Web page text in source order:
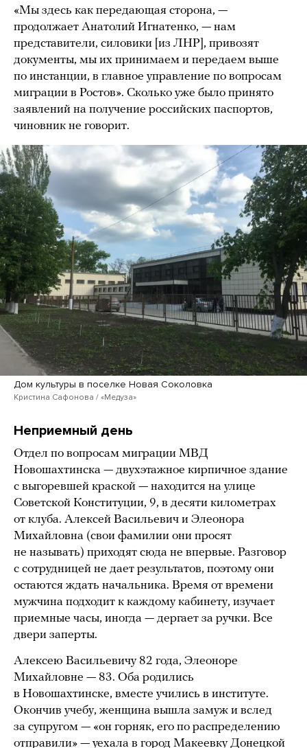
«Мы здесь как передающая сторона, —
продолжает Анатолий Игнатенко, — нам
представители, силовики [из ЛНР], привозят
документы, мы их принимаем и передаем выше
по инстанции, в главное управление по вопросам
миграции в Ростов». Сколько уже было принято
заявлений на получение российских паспортов,
чиновник не говорит.
Дом культуры в поселке Новая Соколовка
Кристина Сафонова / «Медуза»
Неприемный день
Отдел по вопросам миграции МВД
Новошахтинска — двухэтажное кирпичное здание
с выгоревшей краской — находится на улице
Советской Конституции, 9, в десяти километрах
от клуба. Алексей Васильевич и Элеонора
Михайловна (свои фамилии они просят
не называть) приходят сюда не впервые. Разговор
с сотрудницей не дает результатов, поэтому они
остаются ждать начальника. Время от времени
мужчина подходит к каждому кабинету, изучает
приемные часы, иногда — дергает за ручки. Все
двери заперты.
Алексею Васильевичу 82 года, Элеоноре
Михайловне — 83. Оба родились
в Новошахтинске, вместе учились в институте.
Окончив учебу, женщина вышла замуж и вслед
за супругом — «он горняк, его по распределению
отправили» — уехала в город Макеевку Донецкой